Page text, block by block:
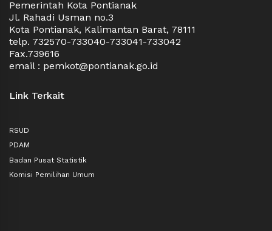
pungkasnya. (prokopim
Pemerintah Kota Pontianak
Jl. Rahadi Usman no.3
Kota Pontianak, Kalimantan Barat, 78111
telp. 732570-733040-733041-733042
Fax.739616
email : pemkot@pontianak.go.id
Link Terkait
RSUD
PDAM
Badan Pusat Statistik
Komisi Pemilihan Umum